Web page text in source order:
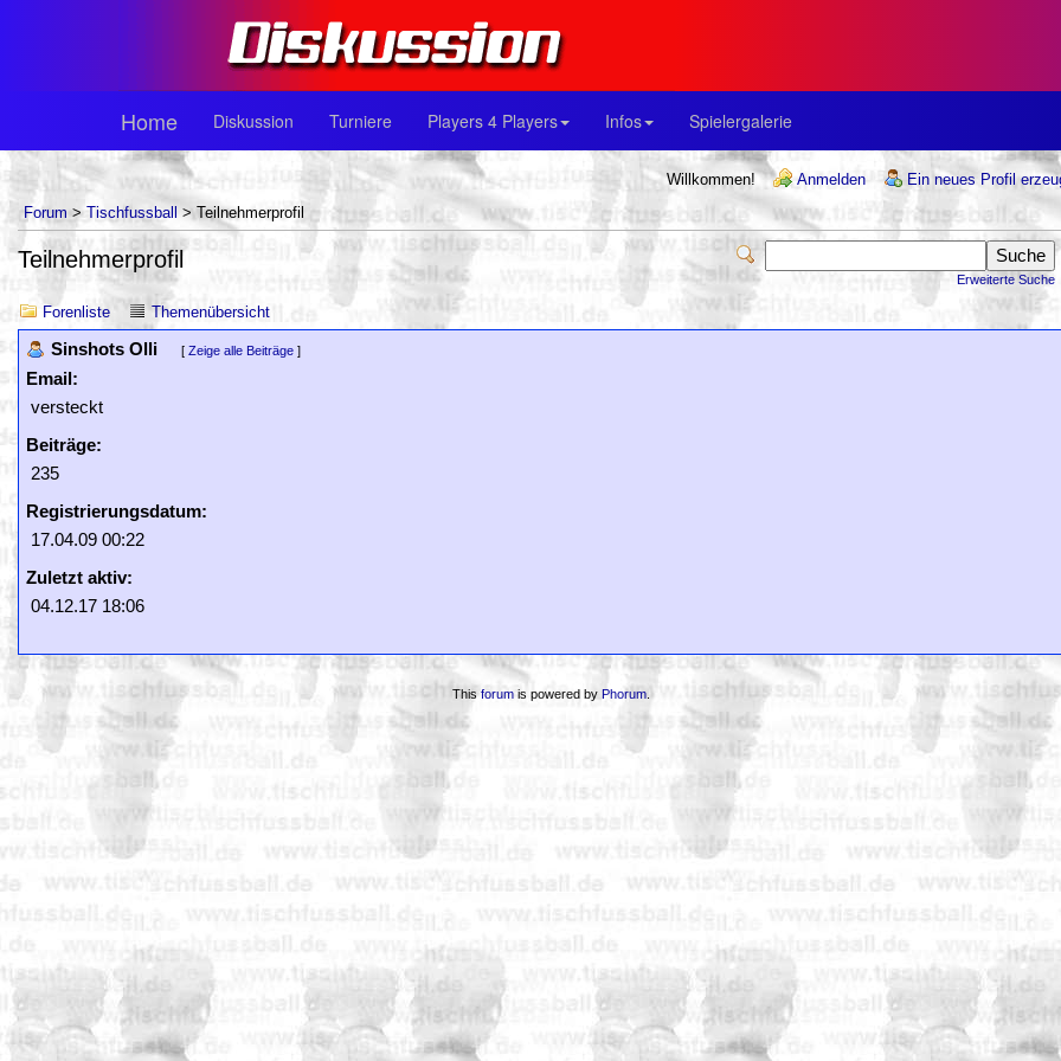
Home Diskussion Turniere Players 4 Players Infos Spielergalerie
Willkommen! Anmelden
Ein neues Profil
Forum > Tischfussball > Teilnehmerprofil
Erweiterte Suche
Teilnehmerprofil
Forenliste Themenübersicht
Sinshots Olli [ Zeige alle Beiträge ]
Email:
versteckt
Beiträge:
235
Registrierungsdatum:
17.04.09 00:22
Zuletzt aktiv:
04.12.17 18:06
Thisforumis powered by Phorum.